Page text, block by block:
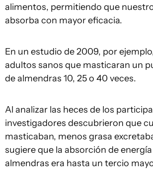
alimentos, permitiendo que
absorba con mayor eficacia.
En un estudio de 2009, por
adultos sanos que masticaran un
de almendras 10, 25 o 40 veces.
Al analizar las heces de los
investigadores descubrieron que
masticaban, menos grasa
sugiere que la absorción de energía
almendras era hasta un tercio